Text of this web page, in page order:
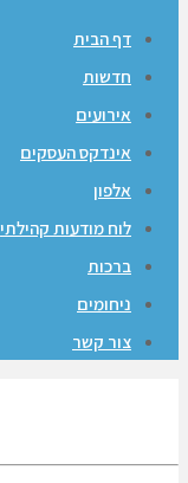
דף הבית
חדשות
אירועים
אינדקס העסקים
אלפון
לוח מודעות קהילתי
ברכות
ניחומים
צור קשר